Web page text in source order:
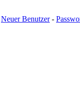
Neuer Benutzer-